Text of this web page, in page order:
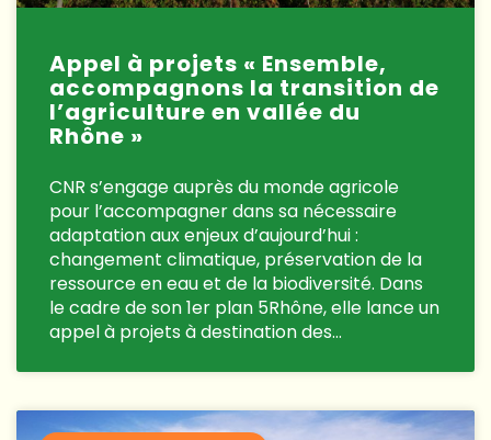
Appel à projets « Ensemble,
accompagnons la transition de
l’agriculture en vallée du
Rhône »
CNR s’engage auprès du monde agricole
pour l’accompagner dans sa nécessaire
adaptation aux enjeux d’aujourd’hui :
changement climatique, préservation de la
ressource en eau et de la biodiversité. Dans
le cadre de son 1er plan 5Rhône, elle lance un
appel à projets à destination des…